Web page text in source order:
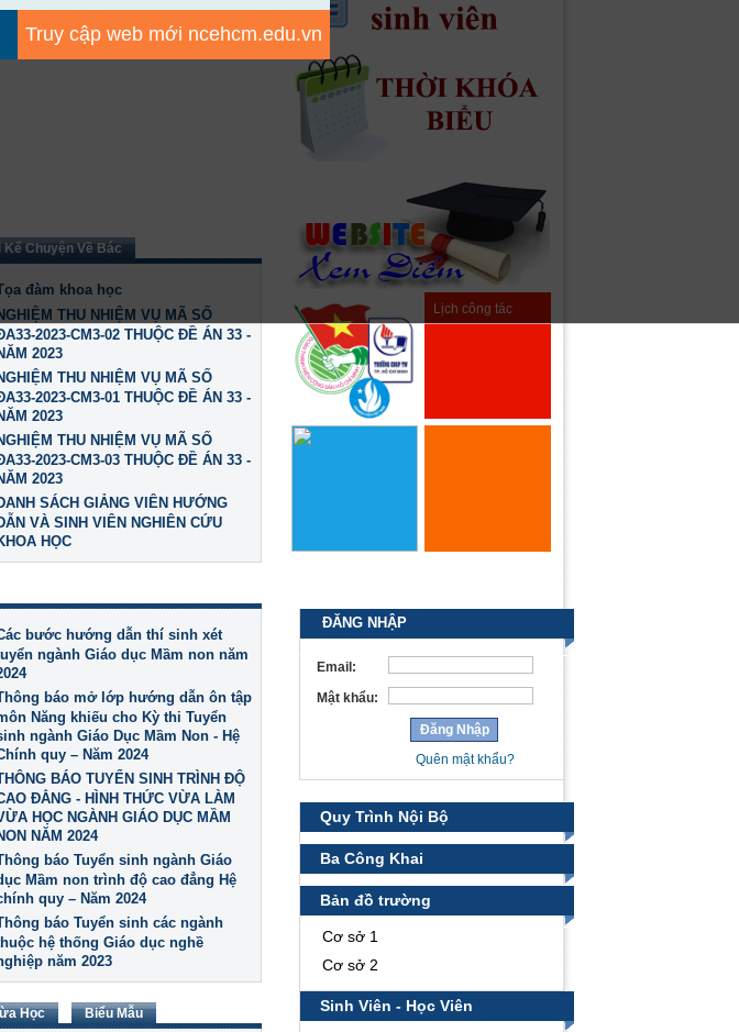
Đoàn Hội
Lịch công tác
ĐĂNG NHẬP
Email:
Mật khẩu:
Quên mật khẩu?
Quy Trình Nội Bộ
Ba Công Khai
Bản đồ trường
Cơ sở 1
Cơ sở 2
Sinh Viên - Học Viên
Kể Chuyện Về Bác
đàm khoa học
THU NHIỆM VỤ MÃ SỐ
2023-CM3-02 THUỘC ĐỀ ÁN 33 -
2023
THU NHIỆM VỤ MÃ SỐ
2023-CM3-01 THUỘC ĐỀ ÁN 33 -
2023
THU NHIỆM VỤ MÃ SỐ
2023-CM3-03 THUỘC ĐỀ ÁN 33 -
2023
SÁCH GIẢNG VIÊN HƯỚNG
VÀ SINH VIÊN NGHIÊN CỨU
HỌC
bước hướng dẫn thí sinh xét
ngành Giáo dục Mầm non năm
báo mở lớp hướng dẫn ôn tập
Năng khiếu cho Kỳ thi Tuyển
ngành Giáo Dục Mầm Non - Hệ
quy – Năm 2024
BÁO TUYỂN SINH TRÌNH ĐỘ
ĐẲNG - HÌNH THỨC VỪA LÀM
HỌC NGÀNH GIÁO DỤC MẦM
NĂM 2024
báo Tuyển sinh ngành Giáo
Mầm non trình độ cao đẳng Hệ
quy – Năm 2024
báo Tuyển sinh các ngành
hệ thống Giáo dục nghề
năm 2023
Học Biểu Mẫu
Truy cập web mới ncehcm.edu.vn